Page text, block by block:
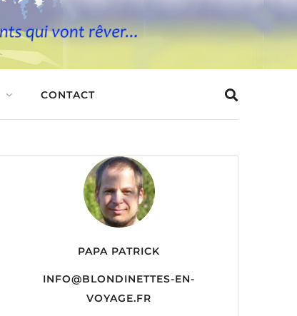
CONTACT
PAPA PATRICK
INFO@BLONDINETTES-EN-
VOYAGE.FR